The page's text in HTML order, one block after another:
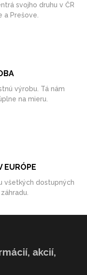
svojho druhu v ČR
a Prešove.
výrobu. Tá nám
na mieru.
EURÓPE
všetkých dostupných
akcií,